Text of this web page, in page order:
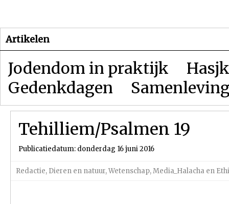
Artikelen
Jodendom in praktijk
Gedenkdagen
Tehilliem/Psalmen 19
Publicatiedatum: donderdag 16 juni 2016
Redactie, Dieren en natuur,Wetenschap,Media_Halacha en